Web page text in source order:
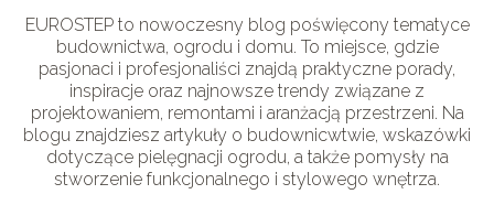
EUROSTEP to nowoczesny blog poświęcony tematyce
budownictwa, ogrodu i domu. To miejsce, gdzie
pasjonaci i profesjonaliści znajdą praktyczne porady,
inspiracje oraz najnowsze trendy związane z
projektowaniem, remontami i aranżacją przestrzeni. Na
blogu znajdziesz artykuły o budownicwtwie, wskazówki
dotyczące pielęgnacji ogrodu, a także pomysły na
stworzenie funkcjonalnego i stylowego wnętrza.